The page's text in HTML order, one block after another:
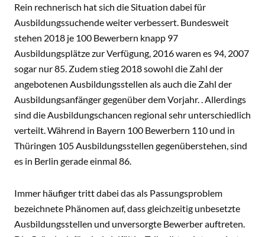
Rein rechnerisch hat sich die Situation dabei für
Ausbildungssuchende weiter verbessert. Bundesweit
stehen 2018 je 100 Bewerbern knapp 97
Ausbildungsplätze zur Verfügung, 2016 waren es 94, 2007
sogar nur 85. Zudem stieg 2018 sowohl die Zahl der
angebotenen Ausbildungsstellen als auch die Zahl der
Ausbildungsanfänger gegenüber dem Vorjahr. . Allerdings
sind die Ausbildungschancen regional sehr unterschiedlich
verteilt. Während in Bayern 100 Bewerbern 110 und in
Thüringen 105 Ausbildungsstellen gegenüberstehen, sind
es in Berlin gerade einmal 86.
Immer häufiger tritt dabei das als Passungsproblem
bezeichnete Phänomen auf, dass gleichzeitig unbesetzte
Ausbildungsstellen und unversorgte Bewerber auftreten.